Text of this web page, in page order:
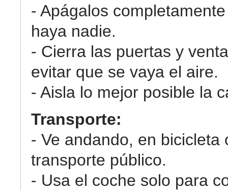
- Apágalos
haya nadie.
- Cierra las puertas y
evitar que se vaya el aire.
- Aisla lo mejor posible la
Transporte:
- Ve andando, en bicicleta
transporte público.
- Usa el coche solo para